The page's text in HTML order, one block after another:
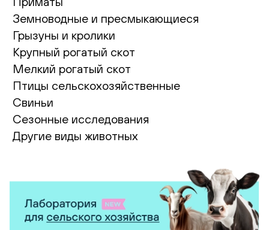
Земноводные и пресмыкающиеся
Грызуны и кролики
Крупный рогатый скот
Мелкий рогатый скот
Птицы сельскохозяйственные
Свиньи
Сезонные исследования
Другие виды животных